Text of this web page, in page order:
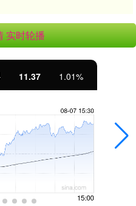
实时轮播
11.37 1.01%